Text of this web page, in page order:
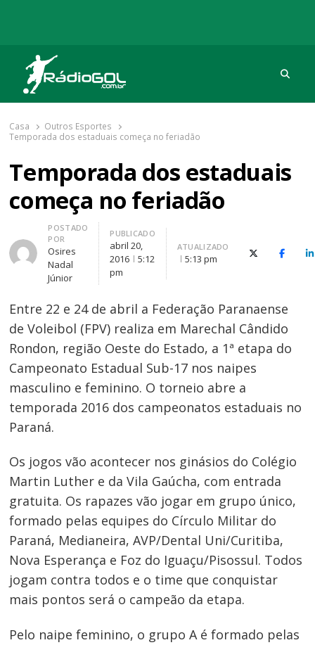
Rádio Gol
Há mais de 20 anos com as melhores coberturas
Casa
Outros Esportes
Temporada dos estaduais começa no feriadão
Temporada dos estaduais
começa no feriadão
Autor
POSTADO
POR
Osires
Nadal
Júnior
PUBLICADO
abril 20,
2016
5:12
pm
ATUALIZADO
5:13 pm X (Twitter)
Entre 22 e 24 de abril a Federação Paranaense
de Voleibol (FPV) realiza em Marechal Cândido
Rondon, região Oeste do Estado, a 1ª etapa do
Campeonato Estadual Sub-17 nos naipes
masculino e feminino. O torneio abre a
temporada 2016 dos campeonatos estaduais no
Paraná.
Os jogos vão acontecer nos ginásios do Colégio
Martin Luther e da Vila Gaúcha, com entrada
gratuita. Os rapazes vão jogar em grupo único,
formado pelas equipes do Círculo Militar do
Paraná, Medianeira, AVP/Dental Uni/Curitiba,
Nova Esperança e Foz do Iguaçu/Pisossul. Todos
jogam contra todos e o time que conquistar
mais pontos será o campeão da etapa.
Pelo naipe feminino, o grupo A é formado pelas